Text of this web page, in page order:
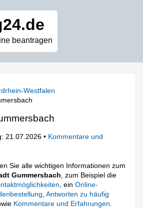
beantragen
Westfalen
21.07.2026 • Kommentare und
Sie alle wichtigen Informationen zum
Gummersbach , zum Beispiel die
, einOnline-
,Antworten zu häufig
Kommentare und Erfahrungen